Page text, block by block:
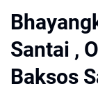
Santai ,
Baksos